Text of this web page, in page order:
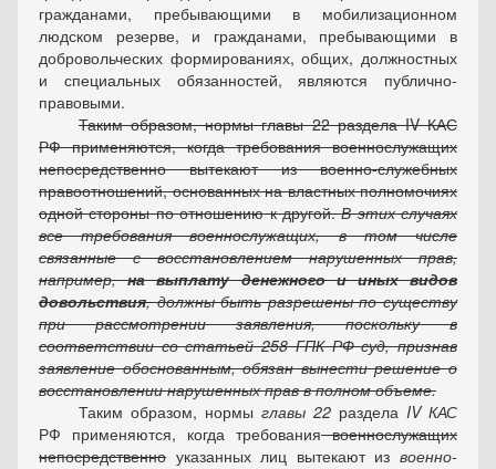
гражданами, пребывающими в мобилизационном
людском резерве, и гражданами, пребывающими в
добровольческих формированиях, общих, должностных
и специальных обязанностей, являются публично-
правовыми.
Таким образом, нормы главы 22 раздела IV КАС
РФ применяются, когда требования военнослужащих
непосредственно вытекают из военно-служебных
правоотношений, основанных на властных полномочиях
одной стороны по отношению к другой.В этих случаях
все требования военнослужащих, в том числе
связанные с восстановлением нарушенных прав,
например,на выплату денежного и иных видов
довольствия, должны быть разрешены по существу
при рассмотрении заявления, поскольку в
соответствии состатьей 258ГПК РФ суд, признав
заявление обоснованным, обязан вынести решение о
восстановлении нарушенных прав в полном объеме.
Таким образом, нормы главы 22 раздела IV КАС
РФ применяются, когда требованиявоеннослужащих
непосредственно указанных лиц вытекают из военно-